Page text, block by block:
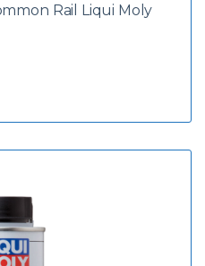
Rail Liqui Moly